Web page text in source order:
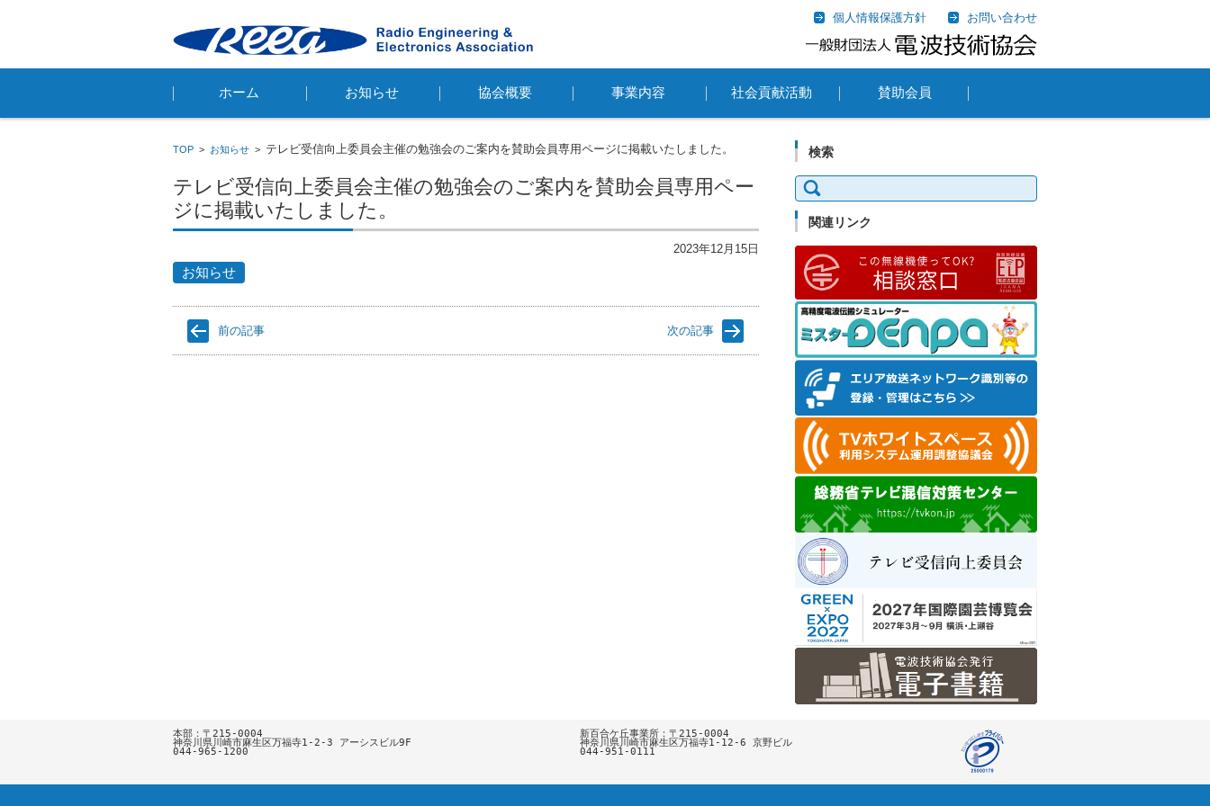
個人情報保護方針 お問い合わせ
コンテンツに移動
ホーム お知らせ 協会概要 事業内容 社会貢献活動 賛助会員
TOP > お知らせ > テレビ受信向上委員会主催の勉強会のご案内を賛助会員専用ページに掲載いたしました。
テレビ受信向上委員会主催の勉強会のご案内を賛助会員専用ペー
ジに掲載いたしました。
2023年12月15日
お知らせ
前の記事 次の記事
検索
検
索:
関連リンク
本部：〒215-0004
神奈川県川崎市麻生区万福寺1-2-3 アーシスビル9F
044-965-1200
新百合ケ丘事業所：〒215-0004
神奈川県川崎市麻生区万福寺1-12-6 京野ビル
044-951-0111